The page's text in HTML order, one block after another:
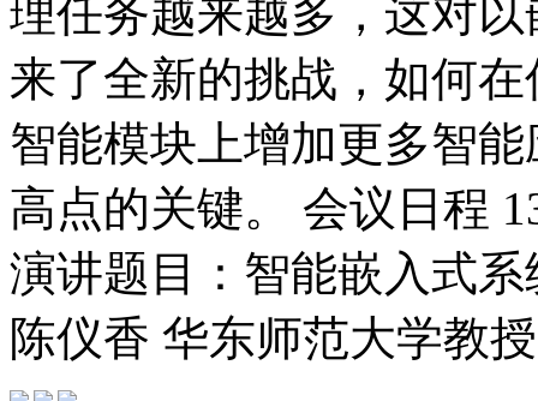
理任务越来越多，这对
来了全新的挑战，如何
智能模块上增加更多智
高点的关键。 会议日程
演讲题目：智能嵌入式
陈仪香 华东师范大学教